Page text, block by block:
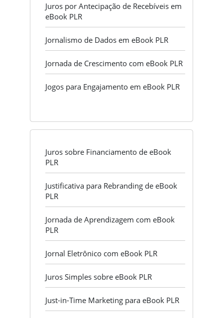
Juros por Antecipação de Recebíveis em
eBook PLR
Jornalismo de Dados em eBook PLR
Jornada de Crescimento com eBook PLR
Jogos para Engajamento em eBook PLR
Juros sobre Financiamento de eBook
PLR
Justificativa para Rebranding de eBook
PLR
Jornada de Aprendizagem com eBook
PLR
Jornal Eletrônico com eBook PLR
Juros Simples sobre eBook PLR
Just-in-Time Marketing para eBook PLR